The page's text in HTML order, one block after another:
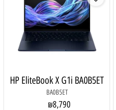
HP EliteBook X G1i BA0B5ET
BA0B5ET
₪8,790